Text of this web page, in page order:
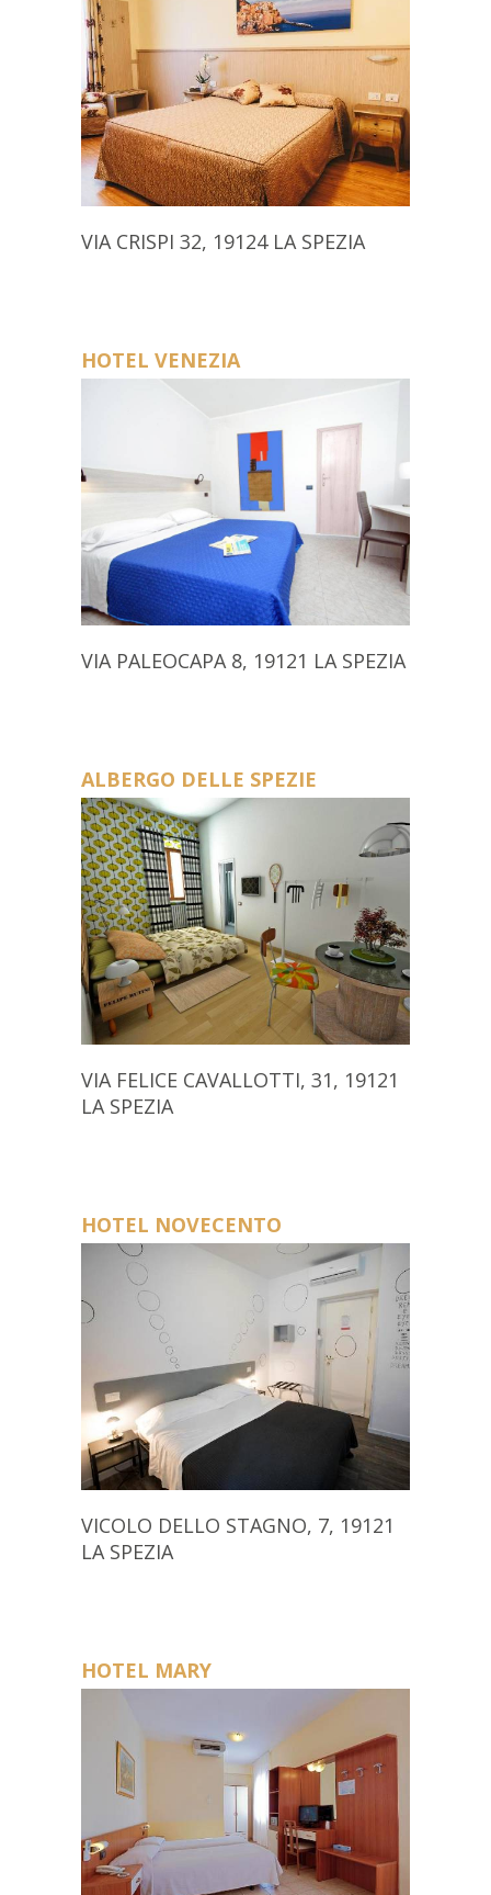
VIA CRISPI 32, 19124 LA SPEZIA
HOTEL VENEZIA
VIA PALEOCAPA 8, 19121 LA SPEZIA
ALBERGO DELLE SPEZIE
VIA FELICE CAVALLOTTI, 31, 19121
LA SPEZIA
HOTEL NOVECENTO
VICOLO DELLO STAGNO, 7, 19121
LA SPEZIA
HOTEL MARY